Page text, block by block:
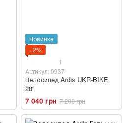
Новинка
−2%
1
Артикул: 0937
Велосипед Ardis UKR-BIKE
28"
7 040 грн 7 200 грн